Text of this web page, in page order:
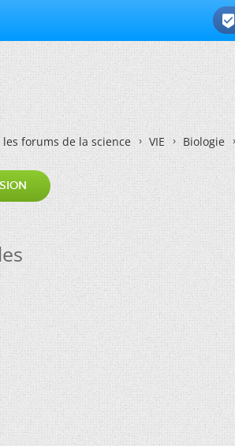

les forums de la science VIE Biologie